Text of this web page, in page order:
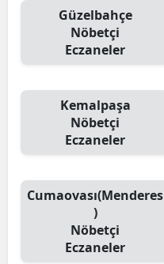
Güzelbahçe
Nöbetçi
Eczaneler
Kemalpaşa
Nöbetçi
Eczaneler
Cumaovası(Menderes
)
Nöbetçi
Eczaneler